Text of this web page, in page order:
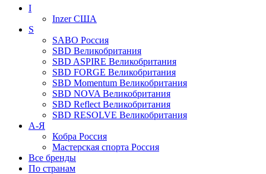
I
InzerСША
S
SABO Россия
SBD Великобритания
SBD ASPIRE Великобритания
SBD FORGE Великобритания
SBD Momentum Великобритания
SBD NOVA Великобритания
SBD Reflect Великобритания
SBD RESOLVE Великобритания
А-Я
Кобра Россия
Мастерская спорта Россия
Все бренды
По странам